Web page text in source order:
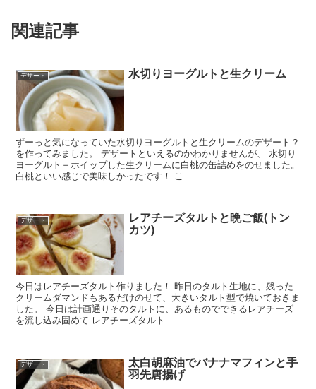
関連記事
デザート 水切りヨーグルトと生クリーム
ずーっと気になっていた水切りヨーグルトと生クリームのデザート？
を作ってみました。 デザートといえるのかわかりませんが、 水切り
ヨーグルト＋ホイップした生クリームに白桃の缶詰めをのせました。
白桃といい感じで美味しかったです！ こ...
デザート
レアチーズタルトと晩ご飯(トン
カツ)
今日はレアチーズタルト作りました！ 昨日のタルト生地に、残った
クリームダマンドもあるだけのせて、大きいタルト型で焼いておきま
した。 今日は計画通りそのタルトに、あるものでできるレアチーズ
を流し込み固めて レアチーズタルト...
デザート
太白胡麻油でバナナマフィンと手
羽先唐揚げ